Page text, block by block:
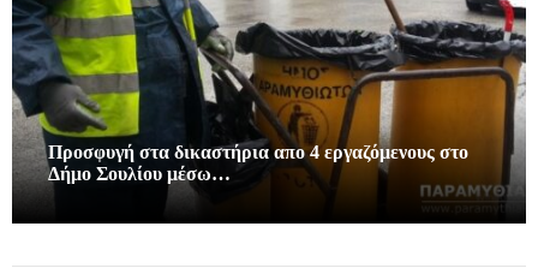
Προσφυγή στα δικαστήρια απο 4 εργαζόμενους στο
Δήμο Σουλίου μέσω…